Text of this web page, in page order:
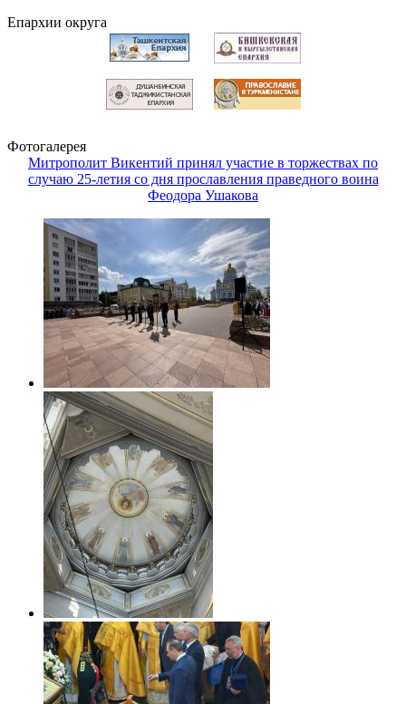
Епархии округа
Фотогалерея
Митрополит Викентий принял участие в торжествах по
случаю 25-летия со дня прославления праведного воина
Феодора Ушакова